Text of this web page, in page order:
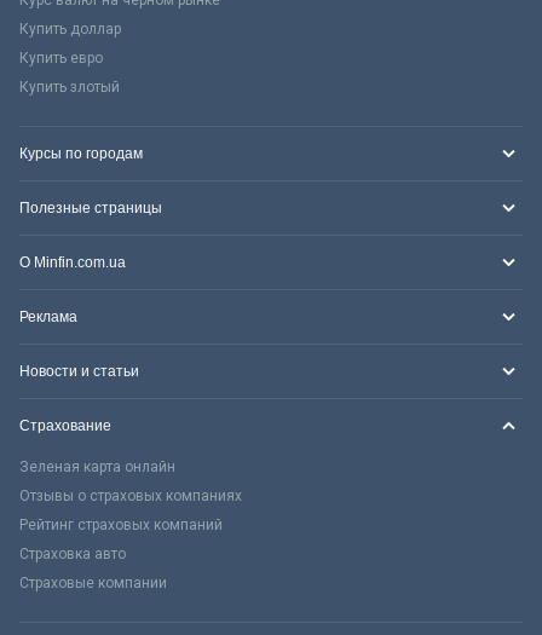
Купить доллар
Купить евро
Купить злотый
Курсы по городам
Полезные страницы
О Minfin.com.ua
Реклама
Новости и статьи
Страхование
Зеленая карта онлайн
Отзывы о страховых компаниях
Рейтинг страховых компаний
Страховка авто
Страховые компании